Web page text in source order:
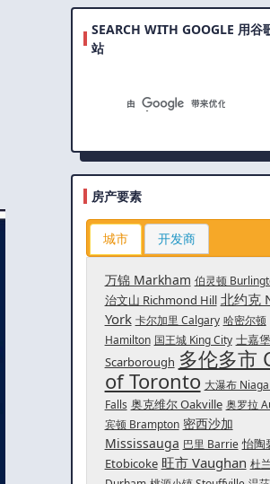
SEARCH WITH GOOGLE 用谷
站
房产要素
城市 开发商
万锦 Markham 伯灵顿
治文山 Richmond Hill 北约克
York 卡尔加里 Calgary 哈密尔顿
Hamilton 国王城 King City 士嘉堡
Scarborough 多伦多市
of Toronto 大瀑布
Falls 奥克维尔 Oakville 奥罗拉
宾顿 Brampton 密西沙加
Mississauga 巴里 Barrie 怡陶
Etobicoke 旺市 Vaughan 杜